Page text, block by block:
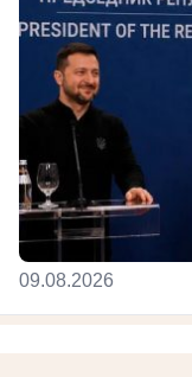
09.08.2026